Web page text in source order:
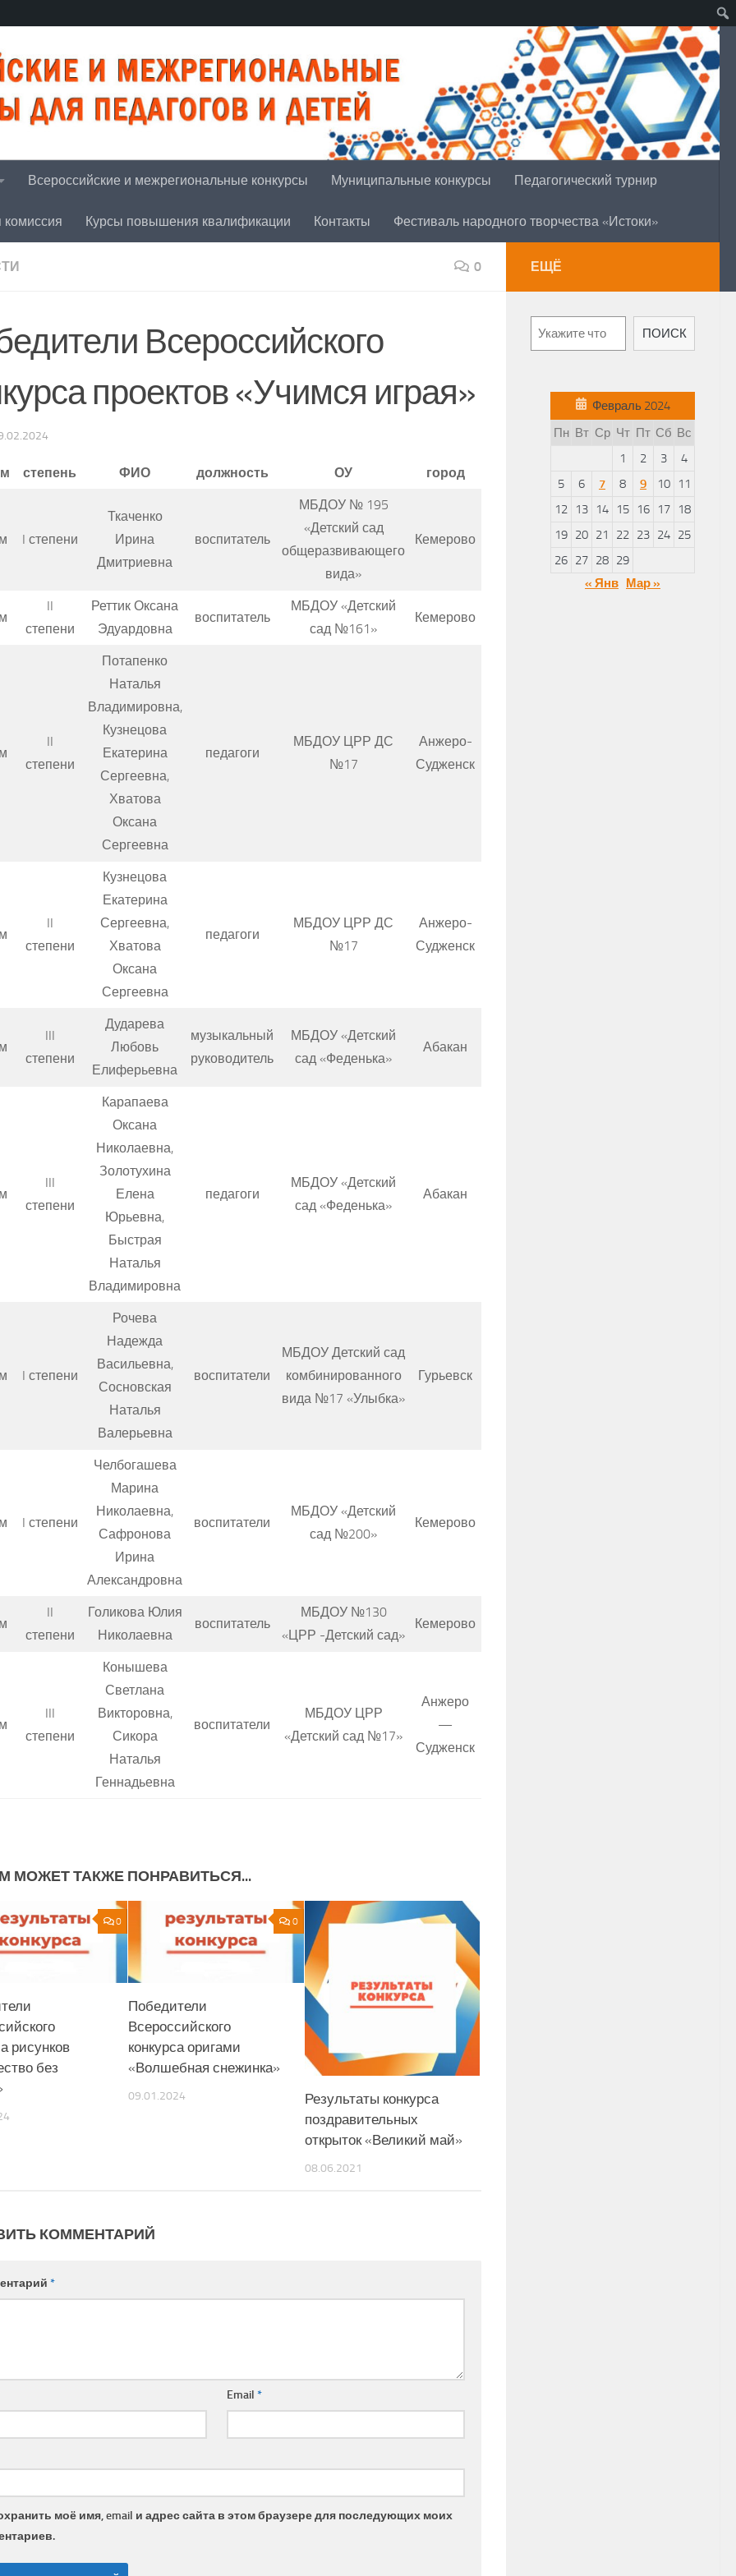
Всероссийские и межрегиональные конкурсы Муниципальные конкурсы Педагогический турнир
комиссия Курсы повышения квалификации Контакты Фестиваль народного творчества «Истоки»
0
Всероссийского
проектов «Учимся играя»
степень ФИО должность ОУ город
I степени
Ткаченко
Ирина
Дмитриевна
воспитатель
МБДОУ № 195
«Детский сад
общеразвивающего
вида»
Кемерово
II
степени
Реттик Оксана
Эдуардовна
воспитатель
МБДОУ «Детский
сад №161»
Кемерово
II
степени
Потапенко
Наталья
Владимировна,
Кузнецова
Екатерина
Сергеевна,
Хватова
Оксана
Сергеевна
педагоги
МБДОУ ЦРР ДС
№17
Анжеро-
Судженск
II
степени
Кузнецова
Екатерина
Сергеевна,
Хватова
Оксана
Сергеевна
педагоги
МБДОУ ЦРР ДС
№17
Анжеро-
Судженск
III
степени
Дударева
Любовь
Елиферьевна
музыкальный
руководитель
МБДОУ «Детский
сад «Феденька»
Абакан
III
степени
Карапаева
Оксана
Николаевна,
Золотухина
Елена
Юрьевна,
Быстрая
Наталья
Владимировна
педагоги
МБДОУ «Детский
сад «Феденька»
Абакан
I степени
Рочева
Надежда
Васильевна,
Сосновская
Наталья
Валерьевна
воспитатели
МБДОУ Детский сад
комбинированного
вида №17 «Улыбка»
Гурьевск
I степени
Челбогашева
Марина
Николаевна,
Сафронова
Ирина
Александровна
воспитатели
МБДОУ «Детский
сад №200»
Кемерово
II
степени
Голикова Юлия
Николаевна
воспитатель
МБДОУ №130
«ЦРР -Детский сад»
Кемерово
III
степени
Конышева
Светлана
Викторовна,
Сикора
Наталья
Геннадьевна
воспитатели
МБДОУ ЦРР
«Детский сад №17»
Анжеро
—
Судженск
МОЖЕТ ТАКЖЕ ПОНРАВИТЬСЯ...
0
рисунков
без
0
Победители
Всероссийского
конкурса оригами
«Волшебная снежинка»
09.01.2024
Результаты конкурса
поздравительных
открыток «Великий май»
08.06.2021
КОММЕНТАРИЙ
*
Email*
моё имя, email и адрес сайта в этом браузере для последующих моих
ЕЩЁ
Поиск
ПОИСК
Февраль 2024
Пн Вт Ср Чт Пт Сб Вс
1
2 3
4
5
6 7 8 9 10
11
12
13 14 15 16 17
18
19 20 21 22 23 24 25
26 27 28 29
« Янв Мар »